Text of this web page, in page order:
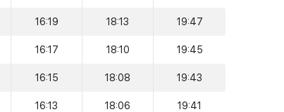
16:19 18:13 19:47
16:17 18:10 19:45
16:15 18:08 19:43
16:13 18:06 19:41